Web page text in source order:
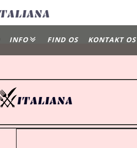
INFO FIND OS KONTAKT OS